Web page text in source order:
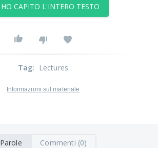
HO CAPITO L'INTERO TESTO
Tag: Lectures
Informazioni sul materiale
Parole Commenti (0)